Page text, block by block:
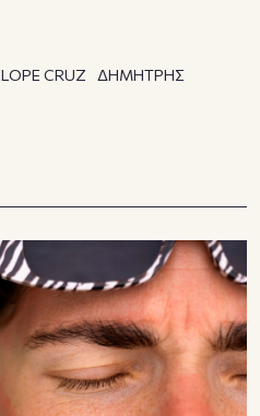
CRUZ
ΔΗΜΗΤΡΗΣ